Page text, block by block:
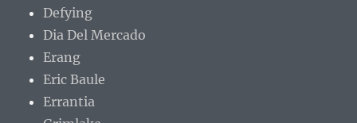
Defying
Dia Del Mercado
Erang
Eric Baule
Errantia